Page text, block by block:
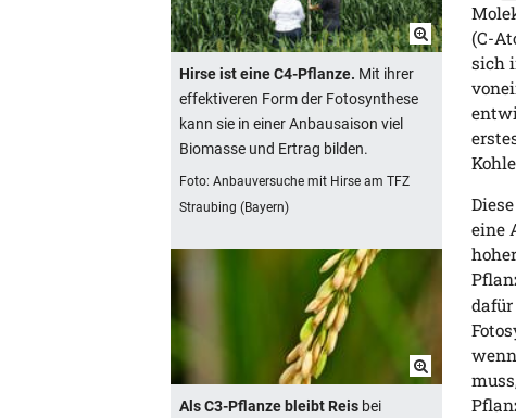
Hirse ist eine C4-Pflanze. Mit ihrer
effektiveren Form der Fotosynthese
kann sie in einer Anbausaison viel
Biomasse und Ertrag bilden.
Foto: Anbauversuche mit Hirse am TFZ
Straubing (Bayern)
Als C3-Pflanze bleibt Reis bei
(C-
sich
eine